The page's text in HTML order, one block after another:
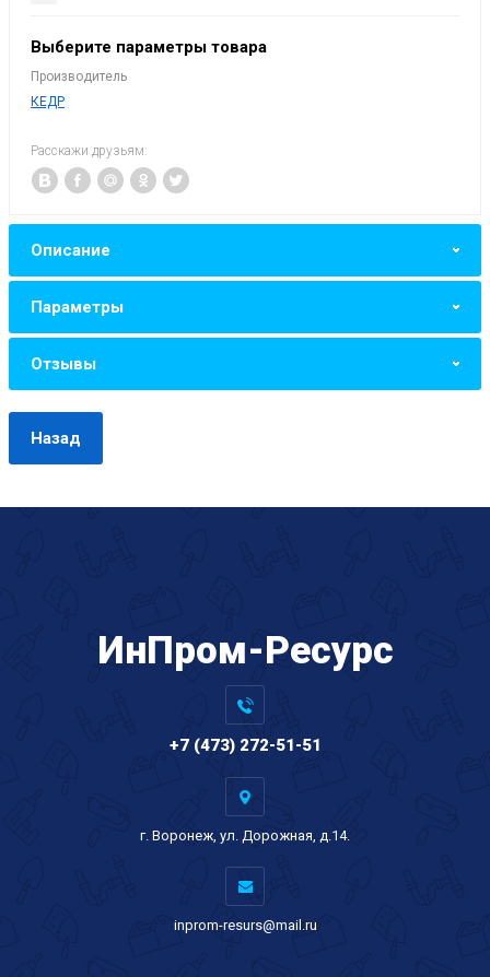
Выберите параметры товара
Производитель
КЕДР
Расскажи друзьям:
Описание
Параметры
Отзывы
Назад
ИнПром-Ресурс
+7 (473) 272-51-51
г. Воронеж, ул. Дорожная, д.14.
inprom-resurs@mail.ru